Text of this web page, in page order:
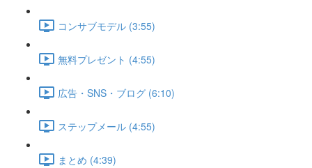
コンサブモデル (3:55)
無料プレゼント (4:55)
広告・SNS・ブログ (6:10)
ステップメール (4:55)
まとめ (4:39)